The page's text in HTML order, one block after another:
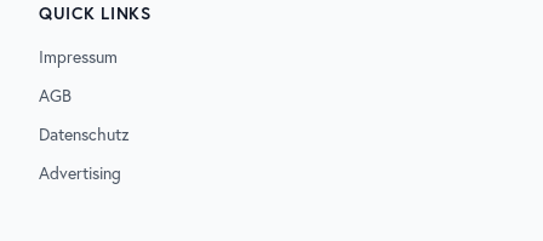
QUICK LINKS
Impressum
AGB
Datenschutz
Advertising